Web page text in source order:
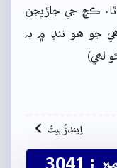
ڪڇ جي جاڙيجن
جو هو ننڊ ۾ بہ
لھي)
اِيندڙُ بيتُ